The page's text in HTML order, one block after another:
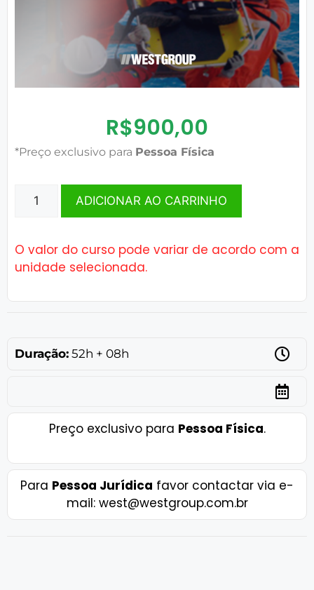
R$900,00
*Preço exclusivo para Pessoa Física
ADICIONAR AO CARRINHO
O valor do curso pode variar de acordo com a
unidade selecionada.
Duração: 52h + 08h
Preço exclusivo para Pessoa Física.
Para Pessoa Jurídica favor contactar via e-
mail: west@westgroup.com.br